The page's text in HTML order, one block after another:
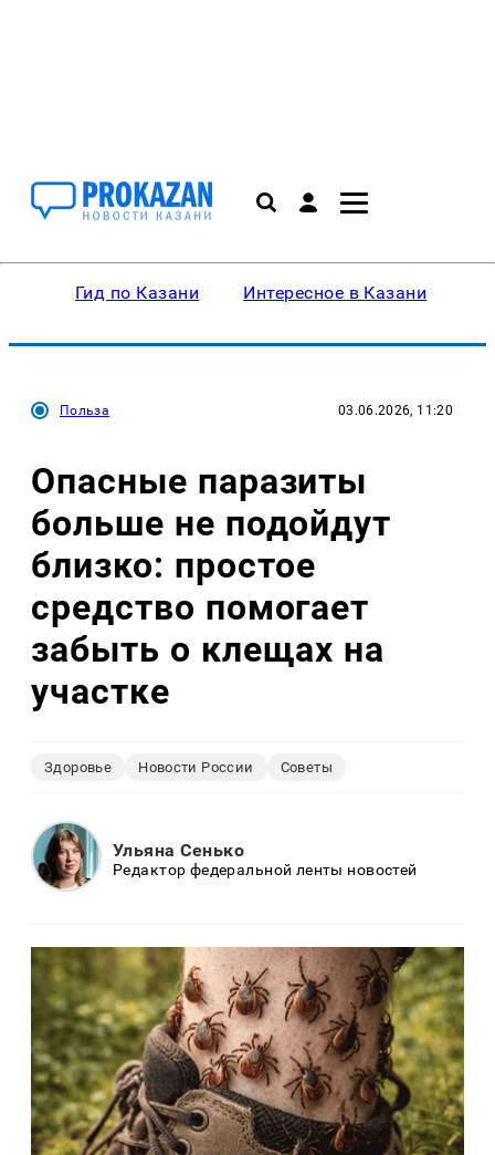
Гид по Казани Интересное в Казани
Польза 03.06.2026, 11:20
Опасные паразиты
больше не подойдут
близко: простое
средство помогает
забыть о клещах на
участке
Здоровье Новости России Советы
Ульяна Сенько
Редактор федеральной ленты новостей